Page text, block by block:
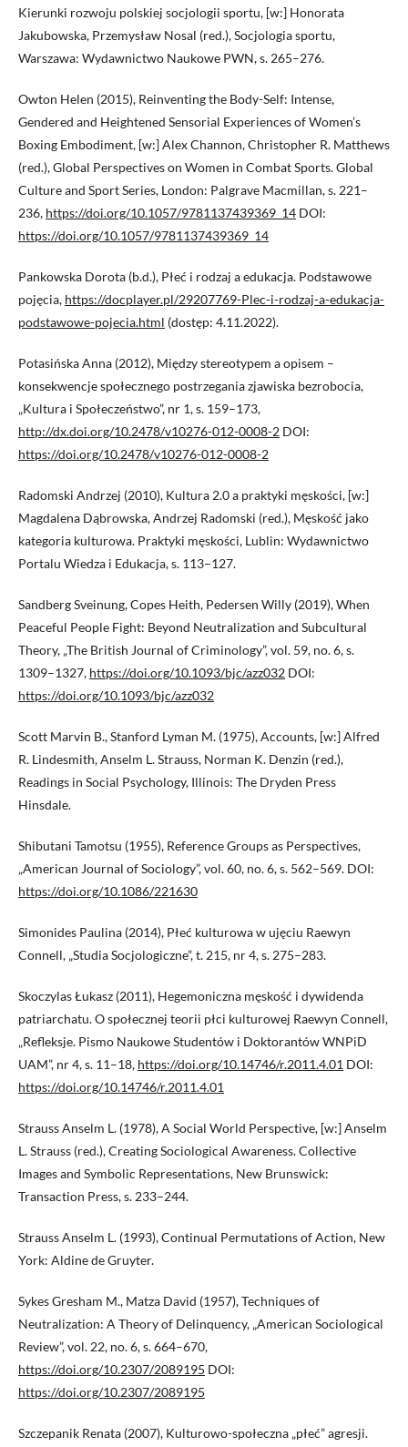
Kierunki rozwoju polskiej socjologii sportu, [w:] Honorata
Jakubowska, Przemysław Nosal (red.), Socjologia sportu,
Warszawa: Wydawnictwo Naukowe PWN, s. 265–276.
Owton Helen (2015), Reinventing the Body-Self: Intense,
Gendered and Heightened Sensorial Experiences of Women’s
Boxing Embodiment, [w:] Alex Channon, Christopher R. Matthews
(red.), Global Perspectives on Women in Combat Sports. Global
Culture and Sport Series, London: Palgrave Macmillan, s. 221–
236, https://doi.org/10.1057/9781137439369_14 DOI:
https://doi.org/10.1057/9781137439369_14
Pankowska Dorota (b.d.), Płeć i rodzaj a edukacja. Podstawowe
pojęcia, https://docplayer.pl/29207769-Plec-i-rodzaj-a-edukacja-
podstawowe-pojecia.html (dostęp: 4.11.2022).
Potasińska Anna (2012), Między stereotypem a opisem –
konsekwencje społecznego postrzegania zjawiska bezrobocia,
„Kultura i Społeczeństwo”, nr 1, s. 159–173,
http://dx.doi.org/10.2478/v10276-012-0008-2 DOI:
https://doi.org/10.2478/v10276-012-0008-2
Radomski Andrzej (2010), Kultura 2.0 a praktyki męskości, [w:]
Magdalena Dąbrowska, Andrzej Radomski (red.), Męskość jako
kategoria kulturowa. Praktyki męskości, Lublin: Wydawnictwo
Portalu Wiedza i Edukacja, s. 113–127.
Sandberg Sveinung, Copes Heith, Pedersen Willy (2019), When
Peaceful People Fight: Beyond Neutralization and Subcultural
Theory, „The British Journal of Criminology”, vol. 59, no. 6, s.
1309–1327, https://doi.org/10.1093/bjc/azz032 DOI:
https://doi.org/10.1093/bjc/azz032
Scott Marvin B., Stanford Lyman M. (1975), Accounts, [w:] Alfred
R. Lindesmith, Anselm L. Strauss, Norman K. Denzin (red.),
Readings in Social Psychology, Illinois: The Dryden Press
Hinsdale.
Shibutani Tamotsu (1955), Reference Groups as Perspectives,
„American Journal of Sociology”, vol. 60, no. 6, s. 562–569. DOI:
https://doi.org/10.1086/221630
Simonides Paulina (2014), Płeć kulturowa w ujęciu Raewyn
Connell, „Studia Socjologiczne”, t. 215, nr 4, s. 275–283.
Skoczylas Łukasz (2011), Hegemoniczna męskość i dywidenda
patriarchatu. O społecznej teorii płci kulturowej Raewyn Connell,
„Refleksje. Pismo Naukowe Studentów i Doktorantów WNPiD
UAM”, nr 4, s. 11–18, https://doi.org/10.14746/r.2011.4.01 DOI:
https://doi.org/10.14746/r.2011.4.01
Strauss Anselm L. (1978), A Social World Perspective, [w:] Anselm
L. Strauss (red.), Creating Sociological Awareness. Collective
Images and Symbolic Representations, New Brunswick:
Transaction Press, s. 233–244.
Strauss Anselm L. (1993), Continual Permutations of Action, New
York: Aldine de Gruyter.
Sykes Gresham M., Matza David (1957), Techniques of
Neutralization: A Theory of Delinquency, „American Sociological
Review”, vol. 22, no. 6, s. 664–670,
https://doi.org/10.2307/2089195 DOI:
https://doi.org/10.2307/2089195
Szczepanik Renata (2007), Kulturowo-społeczna „płeć” agresji.